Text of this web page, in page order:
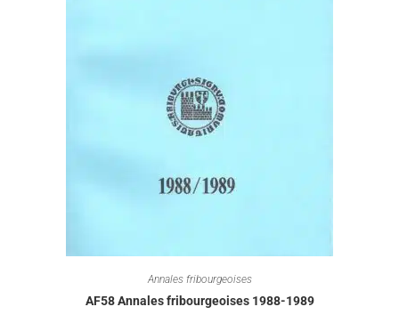
Annales fribourgeoises
AF58 Annales fribourgeoises 1988-1989